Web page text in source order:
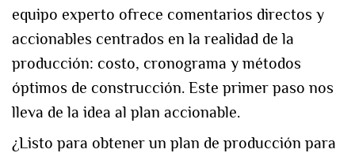
equipo experto ofrece comentarios directos y
accionables centrados en la realidad de la
producción: costo, cronograma y métodos
óptimos de construcción. Este primer paso nos
lleva de la idea al plan accionable.
¿Listo para obtener un plan de producción para